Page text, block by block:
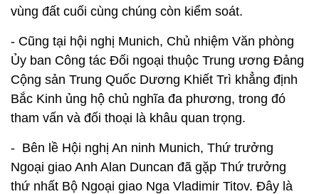
vùng đất cuối cùng chúng còn kiểm soát.
- Cũng tại hội nghị Munich, Chủ nhiệm Văn phòng
Ủy ban Công tác Đối ngoại thuộc Trung ương Đảng
Cộng sản Trung Quốc Dương Khiết Trì khẳng định
Bắc Kinh ủng hộ chủ nghĩa đa phương, trong đó
tham vấn và đối thoại là khâu quan trọng.
- Bên lề Hội nghị An ninh Munich, Thứ trưởng
Ngoại giao Anh Alan Duncan đã gặp Thứ trưởng
thứ nhất Bộ Ngoại giao Nga Vladimir Titov. Đây là